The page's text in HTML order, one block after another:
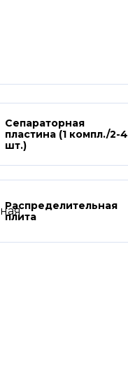
Сепараторная
пластина (1 компл./2-4
шт.)
Распределительная
плита